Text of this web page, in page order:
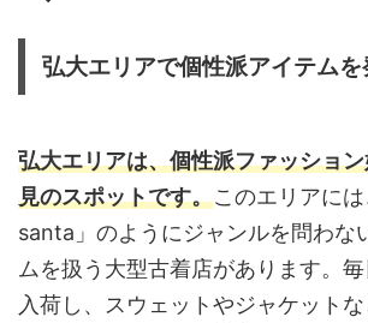
弘大エリアで個性派アイテムを
弘大エリアは、個性派ファッショ
見のスポットです。このエリアに
santa」のようにジャンルを問わな
ムを扱う大型古着店があります。
入荷し、スウェットやジャケット